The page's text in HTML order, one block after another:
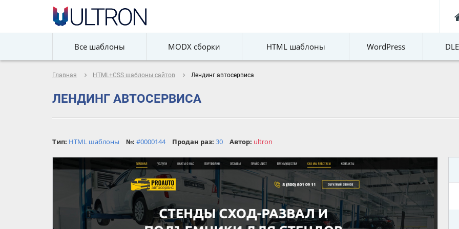
Все шаблоны MODX сборки HTML шаблоны WordPress
Главная navigate_next HTML+CSS шаблоны сайтов navigate_next Лендинг автосервиса
ЛЕНДИНГ АВТОСЕРВИСА
Тип: HTML шаблоны №: #0000144 Продан раз: 30 Автор: ultron